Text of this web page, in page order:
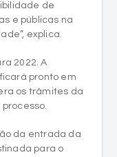
2022. A
pronto em
da entrada da
para o
na RPPN -
- após